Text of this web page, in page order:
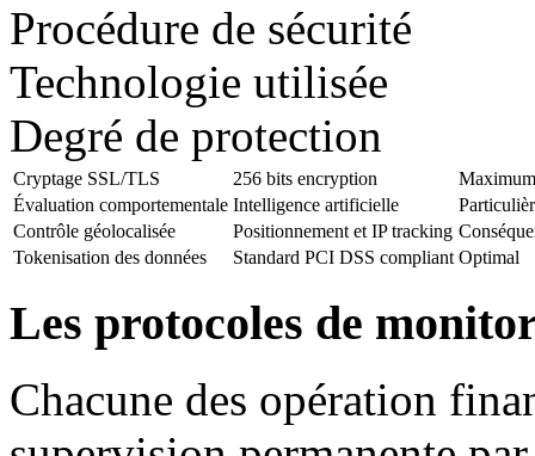
Procédure de sécurité
Technologie utilisée
Degré de protection
Cryptage SSL/TLS 256 bits encryption
Maximum
Évaluation comportementale Intelligence artificielle
Contrôle géolocalisée
Positionnement et IP tracking
Tokenisation des données
Standard PCI DSS compliant Optimal
Les protocoles de
Chacune des opération